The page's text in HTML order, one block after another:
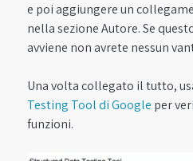
e poi aggiungere un
nella sezione Autore. Se
avviene non avrete nessun
Una volta collegato il tutto,
Testing Tool di Google per
funzioni.